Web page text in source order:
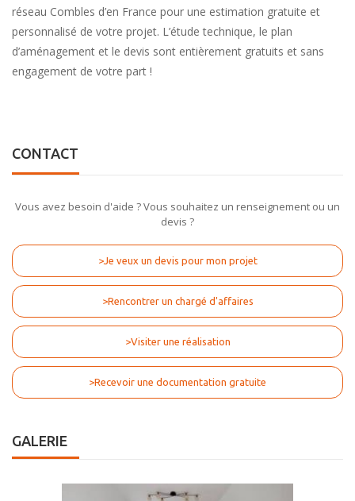
réseau Combles d’en France pour une estimation gratuite et
personnalisé de votre projet. L’étude technique, le plan
d’aménagement et le devis sont entièrement gratuits et sans
engagement de votre part !
CONTACT
Vous avez besoin d'aide ? Vous souhaitez un renseignement ou un
devis ?
>Je veux un devis pour mon projet
>Rencontrer un chargé d'affaires
>Visiter une réalisation
>Recevoir une documentation gratuite
GALERIE